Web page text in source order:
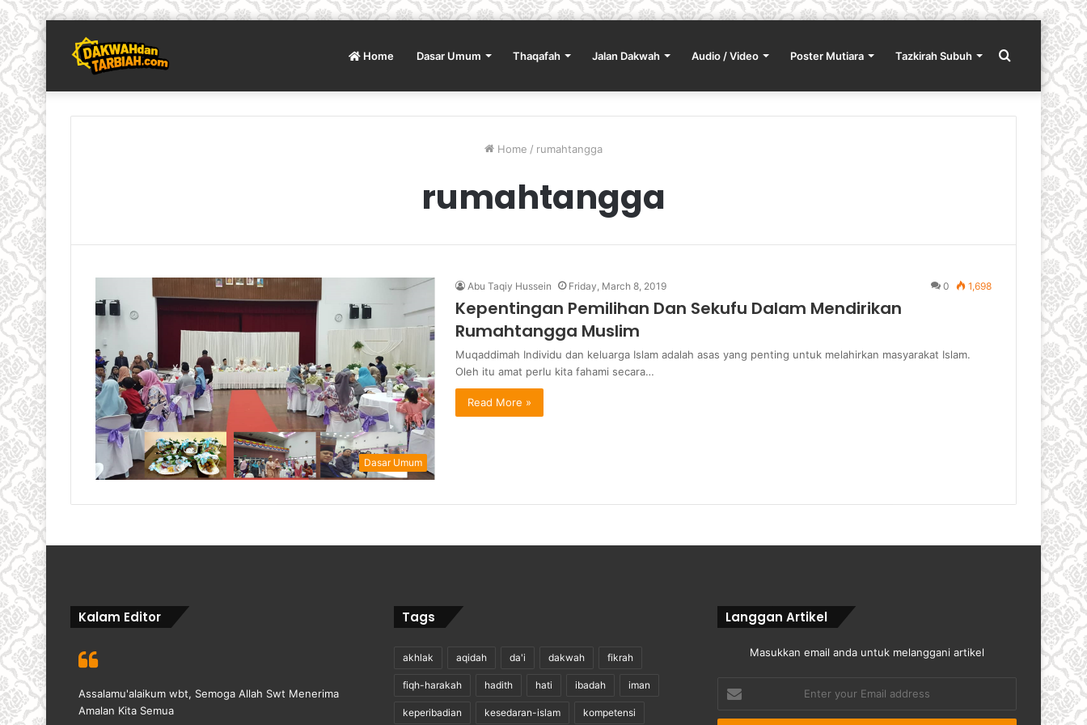
Home Dasar Umum Thaqafah Jalan Dakwah Audio / Video Poster Mutiara Tazkirah Subuh Search
Home / rumahtangga
rumahtangga
Dasar Umum
Abu Taqiy Hussein Friday, March 8, 2019 0 1,698
Kepentingan Pemilihan Dan Sekufu Dalam Mendirikan
Rumahtangga Muslim
Muqaddimah Individu dan keluarga Islam adalah asas yang penting untuk mela­hirkan masyarakat Islam.
Oleh itu amat perlu kita fahami secara…
Read More »
Kalam Editor
Assalamu'alaikum wbt, Semoga Allah Swt Menerima
Amalan Kita Semua
Tags
akhlak aqidah da'i dakwah fikrah
fiqh-harakah hadith hati ibadah iman
keperibadian kesedaran-islam kompetensi
Langgan Artikel
Masukkan email anda untuk melanggani artikel
your
Email